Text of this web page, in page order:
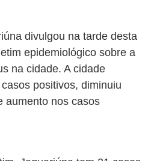
divulgou na tarde desta
epidemiológico sobre a
na cidade. A cidade
positivos, diminuiu
aumento nos casos